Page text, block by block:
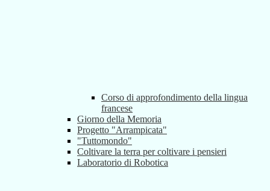
Corso di approfondimento della lingua
francese
Giorno della Memoria
Progetto "Arrampicata"
"Tuttomondo"
Coltivare la terra per coltivare i pensieri
Laboratorio di Robotica